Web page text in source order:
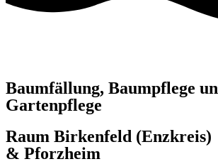
Baumfällung, Baumpflege
Gartenpflege
Raum Birkenfeld (Enzkreis)
& Pforzheim